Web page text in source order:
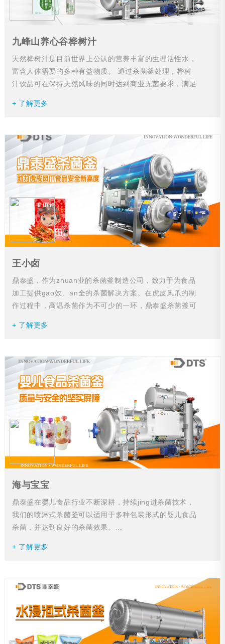
九峰山养心谷桦树汁
天然桦树汁是目前世界上公认的营养丰富的生理活性水，
富含人体需要的多种有益物质。 通过杀菌釜处理，桦树
汁饮品可在保持天然风味的同时达到商业无菌要求，满足
+ 了解更多
王小卤
鼎泰盛，作为zhuan业的杀菌釜制造公司，致力于为食品
加工提供gao效、an全的杀菌解决方案。在虎皮凤爪的制
作过程中，高温杀菌作为不可少的一环，鼎泰盛杀菌釜可
+ 了解更多
海与宝宝
鼎泰盛在婴儿食品行业不断深耕，持续jing进杀菌技术，
我们的喷淋式杀菌釜可以适用于多种包装形式的婴儿食品
杀菌，并达到良好的杀菌效果。...
+ 了解更多